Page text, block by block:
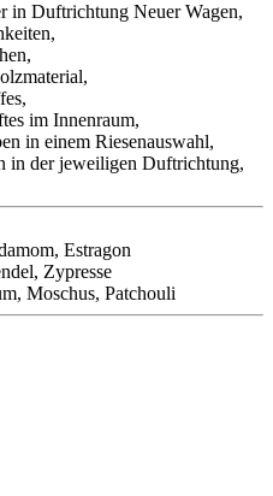
in Duftrichtung Neuer Wagen,
im Innenraum,
in einem Riesenauswahl,
in der jeweiligen Duftrichtung,
Estragon
Zypresse
Moschus, Patchouli